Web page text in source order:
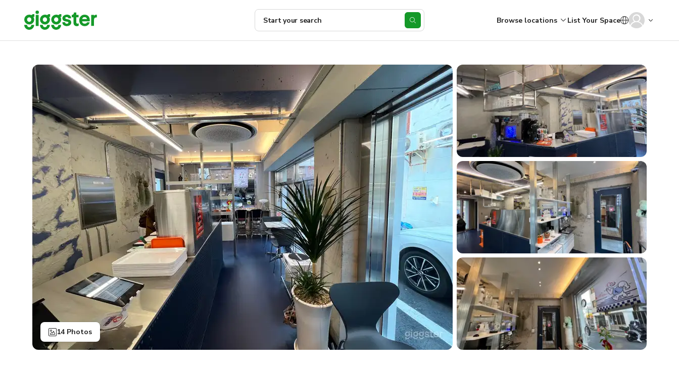
Start your search Browse locations List Your Space
14 Photos